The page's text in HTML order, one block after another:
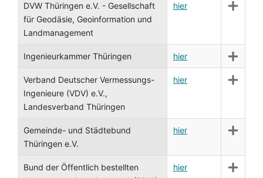
DVW Thüringen e.V. - Gesellschaft
für Geodäsie, Geoinformation und
Landmanagement
hier
Ingenieurkammer Thüringen hier
Verband Deutscher Vermessungs-
Ingenieure (VDV) e.V.,
Landesverband Thüringen
hier
Gemeinde- und Städtebund
Thüringen e.V.
hier
Bund der Öffentlich bestellten
hier